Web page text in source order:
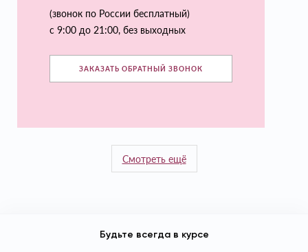
(звонок по России бесплатный)
с 9:00 до 21:00, без выходных
ЗАКАЗАТЬ ОБРАТНЫЙ ЗВОНОК
Смотреть ещё
Будьте всегда в курсе